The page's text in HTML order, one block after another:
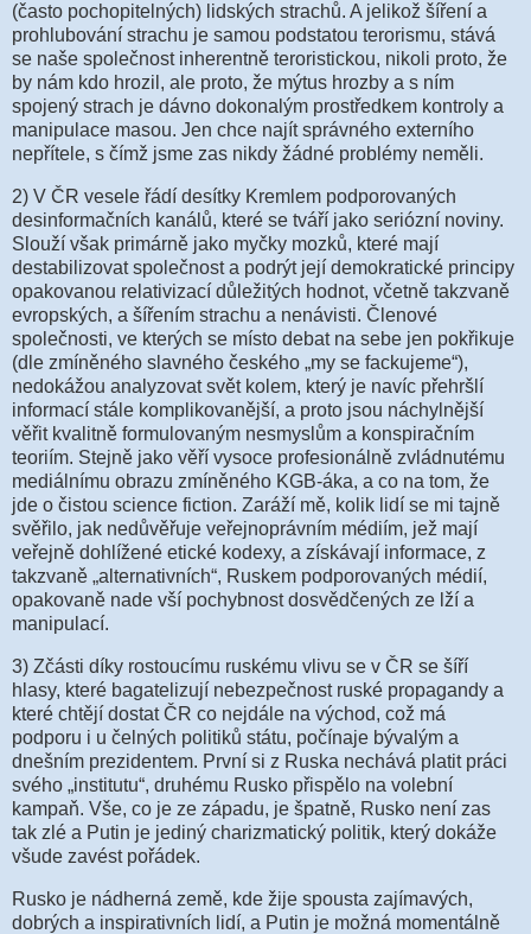
(často pochopitelných) lidských strachů. A jelikož šíření a
prohlubování strachu je samou podstatou terorismu, stává
se naše společnost inherentně teroristickou, nikoli proto, že
by nám kdo hrozil, ale proto, že mýtus hrozby a s ním
spojený strach je dávno dokonalým prostředkem kontroly a
manipulace masou. Jen chce najít správného externího
nepřítele, s čímž jsme zas nikdy žádné problémy neměli.
2) V ČR vesele řádí desítky Kremlem podporovaných
desinformačních kanálů, které se tváří jako seriózní noviny.
Slouží však primárně jako myčky mozků, které mají
destabilizovat společnost a podrýt její demokratické principy
opakovanou relativizací důležitých hodnot, včetně takzvaně
evropských, a šířením strachu a nenávisti. Členové
společnosti, ve kterých se místo debat na sebe jen pokřikuje
(dle zmíněného slavného českého „my se fackujeme“),
nedokážou analyzovat svět kolem, který je navíc přehršlí
informací stále komplikovanější, a proto jsou náchylnější
věřit kvalitně formulovaným nesmyslům a konspiračním
teoriím. Stejně jako věří vysoce profesionálně zvládnutému
mediálnímu obrazu zmíněného KGB-áka, a co na tom, že
jde o čistou science fiction. Zaráží mě, kolik lidí se mi tajně
svěřilo, jak nedůvěřuje veřejnoprávním médiím, jež mají
veřejně dohlížené etické kodexy, a získávají informace, z
takzvaně „alternativních“, Ruskem podporovaných médií,
opakovaně nade vší pochybnost dosvědčených ze lží a
manipulací.
3) Zčásti díky rostoucímu ruskému vlivu se v ČR se šíří
hlasy, které bagatelizují nebezpečnost ruské propagandy a
které chtějí dostat ČR co nejdále na východ, což má
podporu i u čelných politiků státu, počínaje bývalým a
dnešním prezidentem. První si z Ruska nechává platit práci
svého „institutu“, druhému Rusko přispělo na volební
kampaň. Vše, co je ze západu, je špatně, Rusko není zas
tak zlé a Putin je jediný charizmatický politik, který dokáže
všude zavést pořádek.
Rusko je nádherná země, kde žije spousta zajímavých,
dobrých a inspirativních lidí, a Putin je možná momentálně